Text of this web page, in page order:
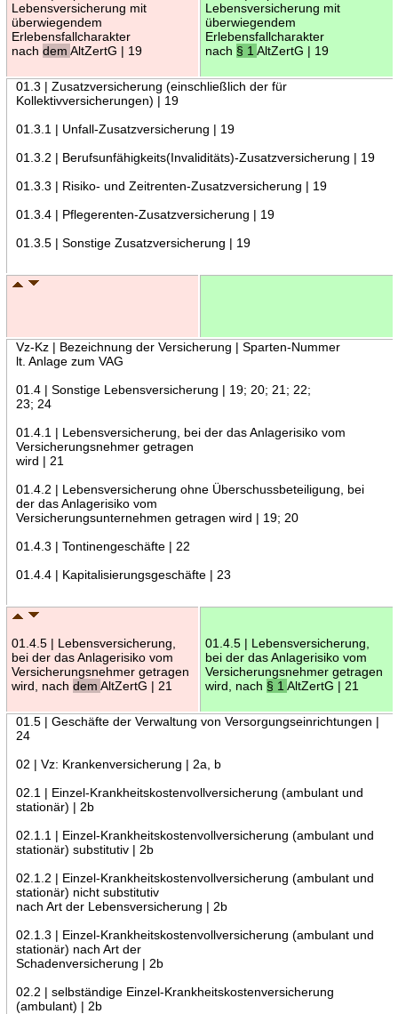
Lebensversicherung mit
überwiegendem
Erlebensfallcharakter
nach dem AltZertG | 19
Lebensversicherung mit
überwiegendem
Erlebensfallcharakter
nach § 1 AltZertG | 19
01.3 | Zusatzversicherung (einschließlich der für
Kollektivversicherungen) | 19
01.3.1 | Unfall-Zusatzversicherung | 19
01.3.2 | Berufsunfähigkeits(Invaliditäts)-Zusatzversicherung | 19
01.3.3 | Risiko- und Zeitrenten-Zusatzversicherung | 19
01.3.4 | Pflegerenten-Zusatzversicherung | 19
01.3.5 | Sonstige Zusatzversicherung | 19
Vz-Kz | Bezeichnung der Versicherung | Sparten-Nummer
lt. Anlage zum VAG
01.4 | Sonstige Lebensversicherung | 19; 20; 21; 22;
23; 24
01.4.1 | Lebensversicherung, bei der das Anlagerisiko vom
Versicherungsnehmer getragen
wird | 21
01.4.2 | Lebensversicherung ohne Überschussbeteiligung, bei
der das Anlagerisiko vom
Versicherungsunternehmen getragen wird | 19; 20
01.4.3 | Tontinengeschäfte | 22
01.4.4 | Kapitalisierungsgeschäfte | 23
01.4.5 | Lebensversicherung,
bei der das Anlagerisiko vom
Versicherungsnehmer getragen
wird, nach dem AltZertG | 21
01.4.5 | Lebensversicherung,
bei der das Anlagerisiko vom
Versicherungsnehmer getragen
wird, nach § 1 AltZertG | 21
01.5 | Geschäfte der Verwaltung von Versorgungseinrichtungen |
24
02 | Vz: Krankenversicherung | 2a, b
02.1 | Einzel-Krankheitskostenvollversicherung (ambulant und
stationär) | 2b
02.1.1 | Einzel-Krankheitskostenvollversicherung (ambulant und
stationär) substitutiv | 2b
02.1.2 | Einzel-Krankheitskostenvollversicherung (ambulant und
stationär) nicht substitutiv
nach Art der Lebensversicherung | 2b
02.1.3 | Einzel-Krankheitskostenvollversicherung (ambulant und
stationär) nach Art der
Schadenversicherung | 2b
02.2 | selbständige Einzel-Krankheitskostenversicherung
(ambulant) | 2b